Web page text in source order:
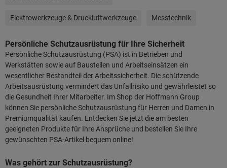
Elektrowerkzeuge & Druckluftwerkzeuge Messtechnik
Persönliche Schutzausrüstung für Ihre Sicherheit
Persönliche Schutzausrüstung (PSA) ist in Betrieben und
Werkstätten sowie auf Baustellen und Arbeitseinsätzen ein
wesentlicher Bestandteil der Arbeitssicherheit. Die schützende
Arbeitsausrüstung vermindert das Unfallrisiko und gewährleistet so
die Gesundheit Ihrer Mitarbeiter. Im Shop der Hoffmann Group
können Sie persönliche Schutzausrüstung für Herren und Damen in
Premiumqualität kaufen. Entdecken Sie jetzt die am besten
geeigneten Produkte für Ihre Ansprüche und bestellen Sie Ihre
gewünschten PSA-Artikel bequem online!
Was gehört zur Schutzausrüstung?